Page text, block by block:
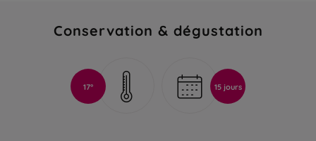
Conservation & dégustation
17° 15 jours